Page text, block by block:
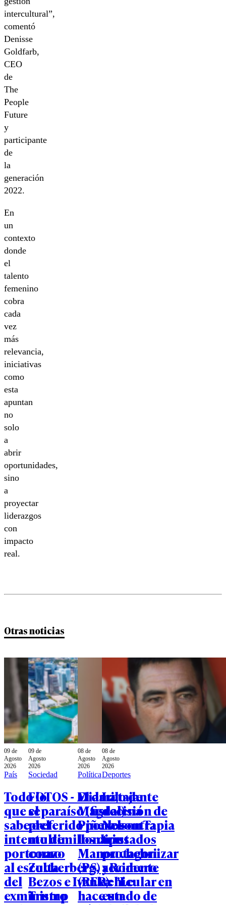
intercultural”,
comentó
Denisse
Goldfarb,
CEO
de
The
People
Future
y
participante
de
la
generación
2022.
En
un
contexto
donde
el
talento
femenino
cobra
cada
vez
más
relevancia,
iniciativas
como
esta
apuntan
no
solo
a
abrir
oportunidades,
sino
a
proyectar
liderazgos
con
impacto
real.
Otras noticias
09 de
Agosto
2026
País
Todo lo
que se
sabe del
intento de
portonazo
al escolta
del
exministro
09 de
Agosto
2026
Sociedad
FOTOS - Miami,
el paraíso (fiscal)
preferido por los
multimillonarios
como
Zuckerberg,
Bezos e Ivanka
Trump
08 de
Agosto
2026
Política
El dardo de
Magdalena
Piñera contra
los diputados
Manouchehri
(PS) y Romero
(REP): "Le
hace un
08 de
Agosto
2026
Deportes
La tajante
decisión de
Nelson Tapia
tras
protagonizar
accidente
vehicular en
estado de